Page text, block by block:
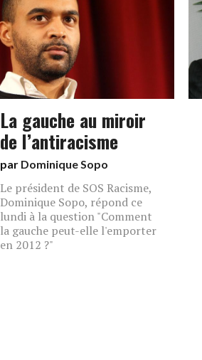
La gauche au miroir
de l’antiracisme
par Dominique Sopo
Le président de SOS Racisme,
Dominique Sopo, répond ce
lundi à la question "Comment
la gauche peut-elle l'emporter
en 2012 ?"